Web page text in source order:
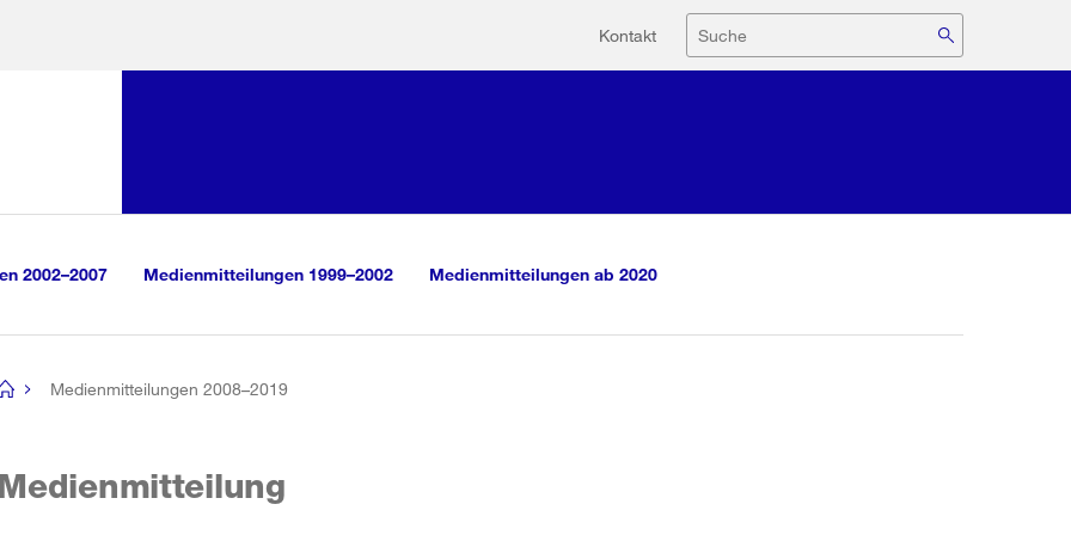
Hilfsnavigation
Kontakt Suche
2002–2007 Medienmitteilungen 1999–2002 Medienmitteilungen ab 2020
Medienmitteilungen 2008–2019